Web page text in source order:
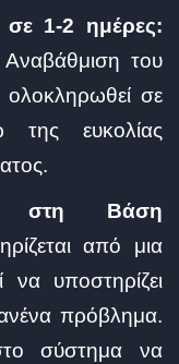
σε 1-2 ημέρες:
του
σε
ευκολίας
στη Βάση
από μια
υποστηρίζει
πρόβλημα.
σύστημα να